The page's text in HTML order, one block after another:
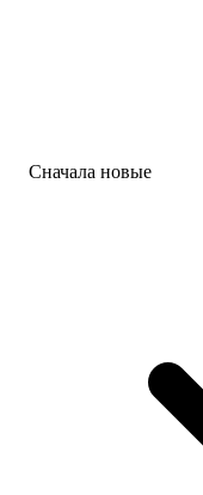
Сначала новые